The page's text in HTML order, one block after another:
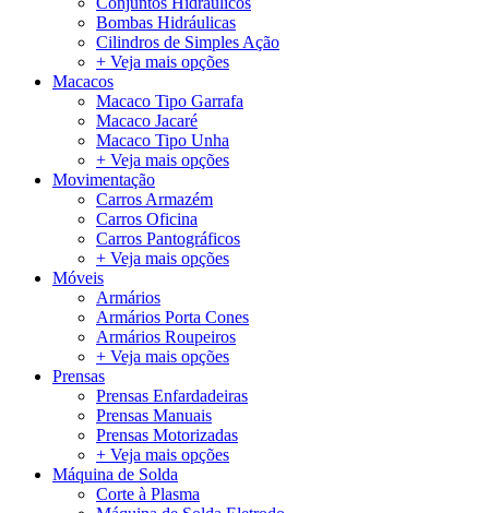
Bombas Hidráulicas
Cilindros de Simples Ação
+ Veja mais opções
Macacos
Macaco Tipo Garrafa
Macaco Jacaré
Macaco Tipo Unha
+ Veja mais opções
Movimentação
Carros Armazém
Carros Oficina
Carros Pantográficos
+ Veja mais opções
Móveis
Armários
Armários Porta Cones
Armários Roupeiros
+ Veja mais opções
Prensas
Prensas Enfardadeiras
Prensas Manuais
Prensas Motorizadas
+ Veja mais opções
Máquina de Solda
Corte à Plasma